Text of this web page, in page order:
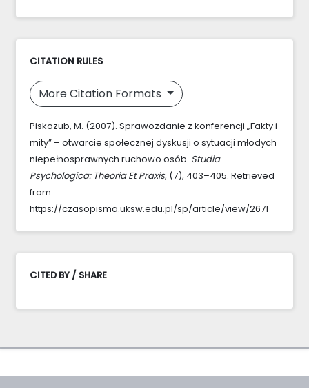
CITATION RULES
More Citation Formats
Piskozub, M. (2007). Sprawozdanie z konferencji „Fakty i
mity” – otwarcie społecznej dyskusji o sytuacji młodych
niepełnosprawnych ruchowo osób. Studia
Psychologica: Theoria Et Praxis, (7), 403–405. Retrieved
from
https://czasopisma.uksw.edu.pl/sp/article/view/2671
CITED BY / SHARE